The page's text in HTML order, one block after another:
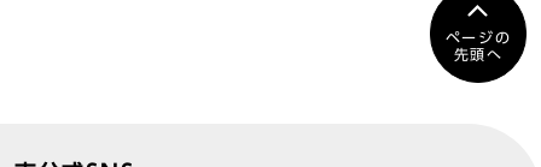
ページの
先頭へ